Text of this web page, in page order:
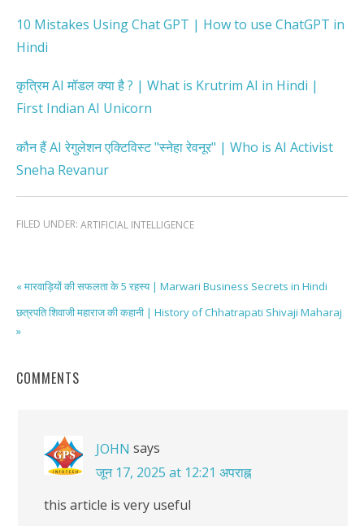
10 Mistakes Using Chat GPT | How to use ChatGPT in
Hindi
कृत्रिम AI मॉडल क्या है ? | What is Krutrim AI in Hindi |
First Indian AI Unicorn
कौन हैं AI रेगुलेशन एक्टिविस्ट "स्नेहा रेवनूर" | Who is AI Activist
Sneha Revanur
FILED UNDER: ARTIFICIAL INTELLIGENCE
« मारवाड़ियों की सफलता के 5 रहस्य | Marwari Business Secrets in Hindi
छत्रपति शिवाजी महाराज की कहानी | History of Chhatrapati Shivaji Maharaj
»
COMMENTS
JOHN says
जून 17, 2025 at 12:21 अपराह्न
this article is very useful